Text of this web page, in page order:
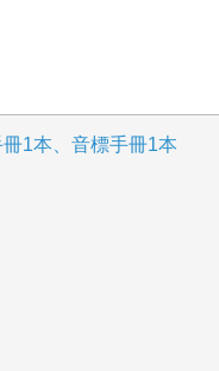
1本、音標手冊1本